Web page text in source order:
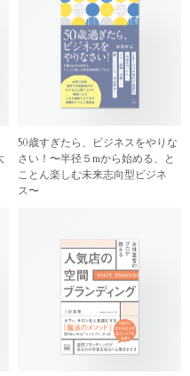
さい！〜半径５mから始める、と
ことん楽しむ未来志向型ビジネ
ス〜